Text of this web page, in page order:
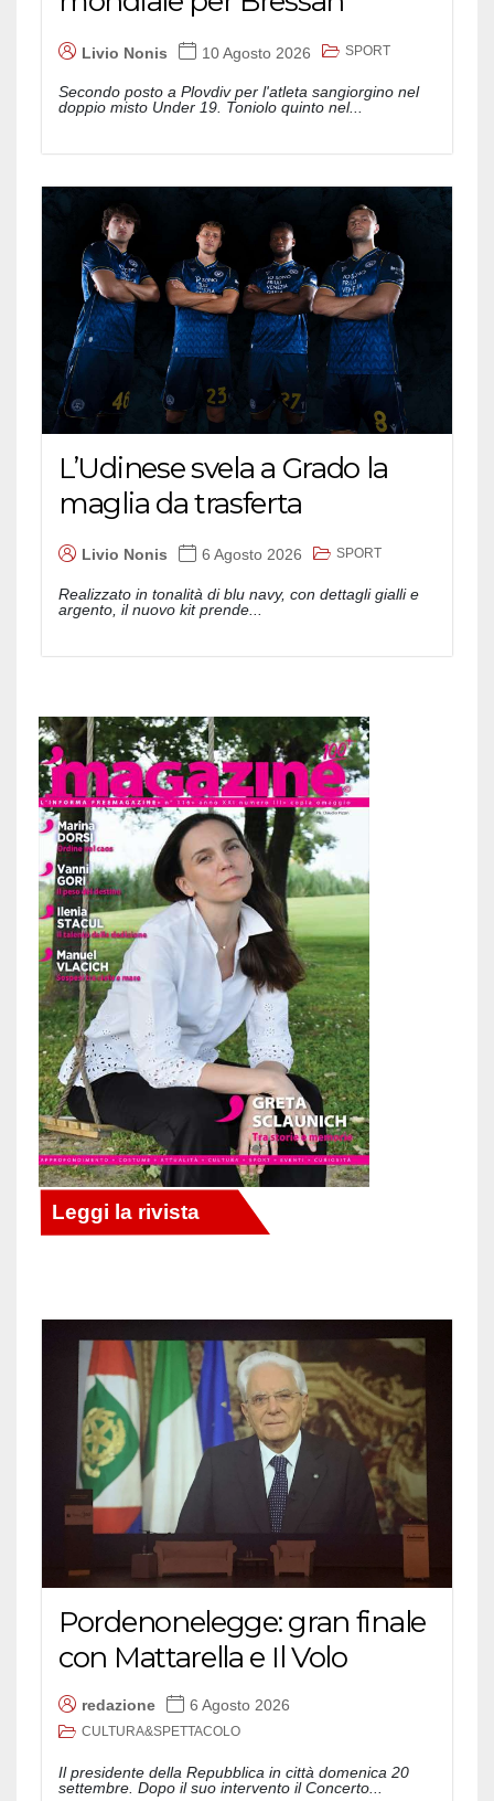
Livio Nonis 10 Agosto 2026 SPORT
Secondo posto a Plovdiv per l'atleta sangiorgino nel
doppio misto Under 19. Toniolo quinto nel...
L’Udinese svela a Grado la
maglia da trasferta
Livio Nonis 6 Agosto 2026 SPORT
Realizzato in tonalità di blu navy, con dettagli gialli e
argento, il nuovo kit prende...
Pordenonelegge: gran finale
con Mattarella e Il Volo
redazione 6 Agosto 2026
CULTURA&SPETTACOLO
Il presidente della Repubblica in città domenica 20
settembre. Dopo il suo intervento il Concerto...